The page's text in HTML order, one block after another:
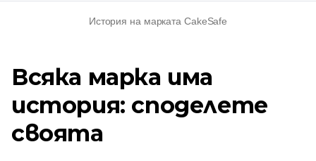
История на марката CakeSafe
Всяка марка има
история: споделете
своята